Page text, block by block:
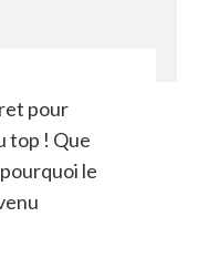
pour
top ! Que
le